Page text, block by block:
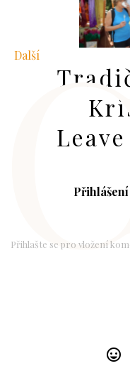
Další
Přihlášení